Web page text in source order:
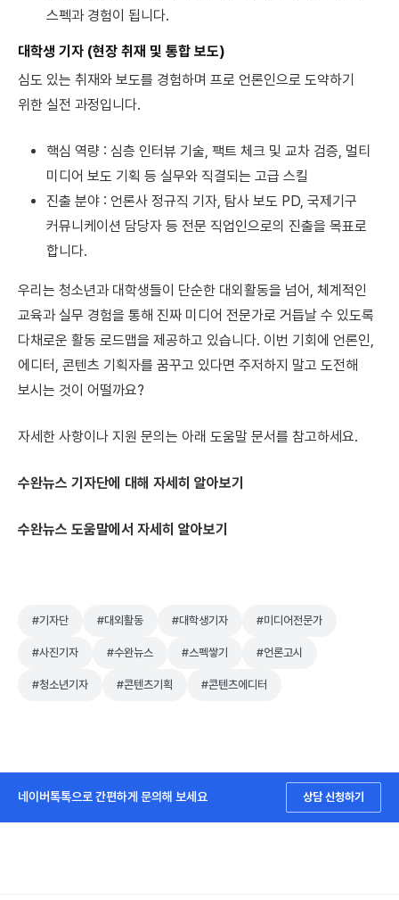
스펙과 경험이 됩니다.
대학생 기자 (현장 취재 및 통합 보도)
심도 있는 취재와 보도를 경험하며 프로 언론인으로 도약하기
위한 실전 과정입니다.
핵심 역량 : 심층 인터뷰 기술, 팩트 체크 및 교차 검증, 멀티
미디어 보도 기획 등 실무와 직결되는 고급 스킬
진출 분야 : 언론사 정규직 기자, 탐사 보도 PD, 국제기구
커뮤니케이션 담당자 등 전문 직업인으로의 진출을 목표로
합니다.
우리는 청소년과 대학생들이 단순한 대외활동을 넘어, 체계적인
교육과 실무 경험을 통해 진짜 미디어 전문가로 거듭날 수 있도록
다채로운 활동 로드맵을 제공하고 있습니다. 이번 기회에 언론인,
에디터, 콘텐츠 기획자를 꿈꾸고 있다면 주저하지 말고 도전해
보시는 것이 어떨까요?
자세한 사항이나 지원 문의는 아래 도움말 문서를 참고하세요.
수완뉴스 기자단에 대해 자세히 알아보기
수완뉴스 도움말에서 자세히 알아보기
#기자단 #대외활동 #대학생기자 #미디어전문가
#사진기자 #수완뉴스 #스펙쌓기 #언론고시
#청소년기자 #콘텐츠기획 #콘텐츠에디터
네이버톡톡으로 간편하게 문의해 보세요 상담 신청하기